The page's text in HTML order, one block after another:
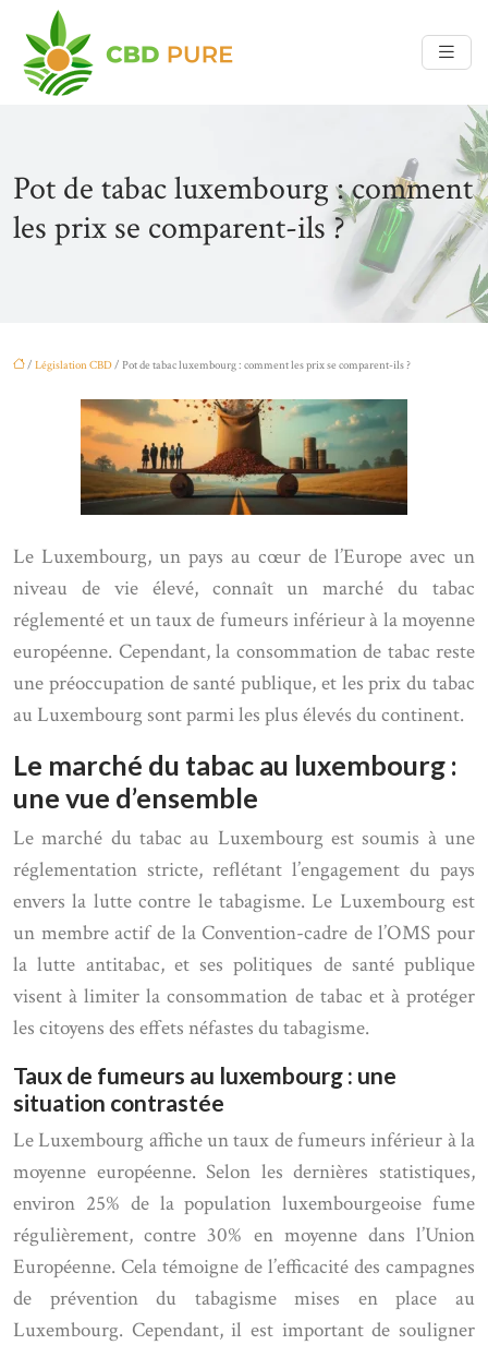
Pot de tabac luxembourg : comment
les prix se comparent-ils ?
/ Législation CBD/ Pot de tabac luxembourg : comment les prix se comparent-ils ?
Le Luxembourg, un pays au cœur de l’Europe avec un
niveau de vie élevé, connaît un marché du tabac
réglementé et un taux de fumeurs inférieur à la moyenne
européenne. Cependant, la consommation de tabac reste
une préoccupation de santé publique, et les prix du tabac
au Luxembourg sont parmi les plus élevés du continent.
Le marché du tabac au luxembourg :
une vue d’ensemble
Le marché du tabac au Luxembourg est soumis à une
réglementation stricte, reflétant l’engagement du pays
envers la lutte contre le tabagisme. Le Luxembourg est
un membre actif de la Convention-cadre de l’OMS pour
la lutte antitabac, et ses politiques de santé publique
visent à limiter la consommation de tabac et à protéger
les citoyens des effets néfastes du tabagisme.
Taux de fumeurs au luxembourg : une
situation contrastée
Le Luxembourg affiche un taux de fumeurs inférieur à la
moyenne européenne. Selon les dernières statistiques,
environ 25% de la population luxembourgeoise fume
régulièrement, contre 30% en moyenne dans l’Union
Européenne. Cela témoigne de l’efficacité des campagnes
de prévention du tabagisme mises en place au
Luxembourg. Cependant, il est important de souligner